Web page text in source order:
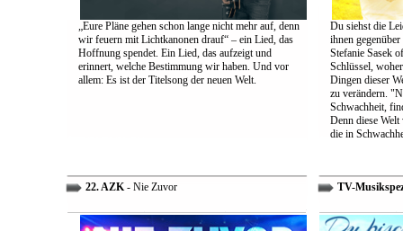
„Eure Pläne gehen schon lange nicht mehr auf, denn
wir feuern mit Lichtkanonen drauf“ – ein Lied, das
Hoffnung spendet. Ein Lied, das aufzeigt und
erinnert, welche Bestimmung wir haben. Und vor
allem: Es ist der Titelsong der neuen Welt.
Du siehst die
ihnen
Stefanie Sasek
Schlüssel,
Dingen dieser
zu verändern.
Schwachheit,
Denn diese Welt
die in
22. AZK- Nie Zuvor TV-